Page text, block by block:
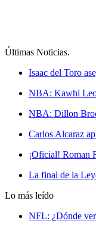
Últimas Noticias.
Isaac del Toro
NBA: Kawhi
NBA: Dillon
Carlos Alcaraz
¡Oficial! Roman
La final de la
Lo más leído
NFL: ¿Dónde